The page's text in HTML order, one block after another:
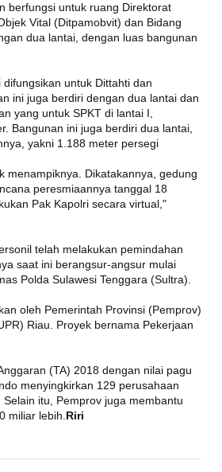
berfungsi untuk ruang Direktorat
Vital (Ditpamobvit) dan Bidang
dua lantai, dengan luas bangunan
untuk Dittahti dan
ini juga berdiri dengan dua lantai dan
yang untuk SPKT di lantai I,
Bangunan ini juga berdiri dua lantai,
yakni 1.188 meter persegi
menampiknya. Dikatakannya, gedung
peresmiaannya tanggal 18
Pak Kapolri secara virtual,"
telah melakukan pemindahan
saat ini berangsur-angsur mulai
Polda Sulawesi Tenggara (Sultra).
oleh Pemerintah Provinsi (Pemprov)
Riau. Proyek bernama Pekerjaan
(TA) 2018 dengan nilai pagu
menyingkirkan 129 perusahaan
itu, Pemprov juga membantu
miliar lebih. Riri